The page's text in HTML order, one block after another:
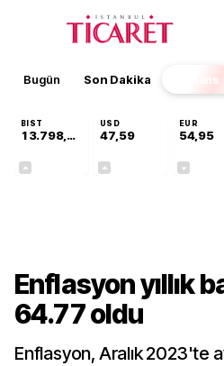
Bugün Son Dakika Finans
BIST
13.798,82
USD
47,59
EUR
54,95
Enflasyon yıllık
64.77 oldu
Enflasyon, Aralık 2023'te